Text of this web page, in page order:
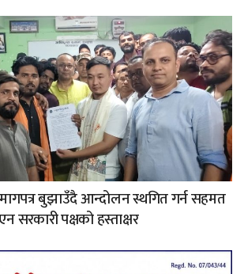
बुझाउँदै आन्दोलन स्थगित गर्न सहमत
सरकारी पक्षको हस्ताक्षर